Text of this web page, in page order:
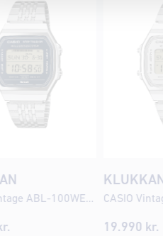
CASIO Vintage ABL-100WE-2AEF Snjallúr
19.990 kr.